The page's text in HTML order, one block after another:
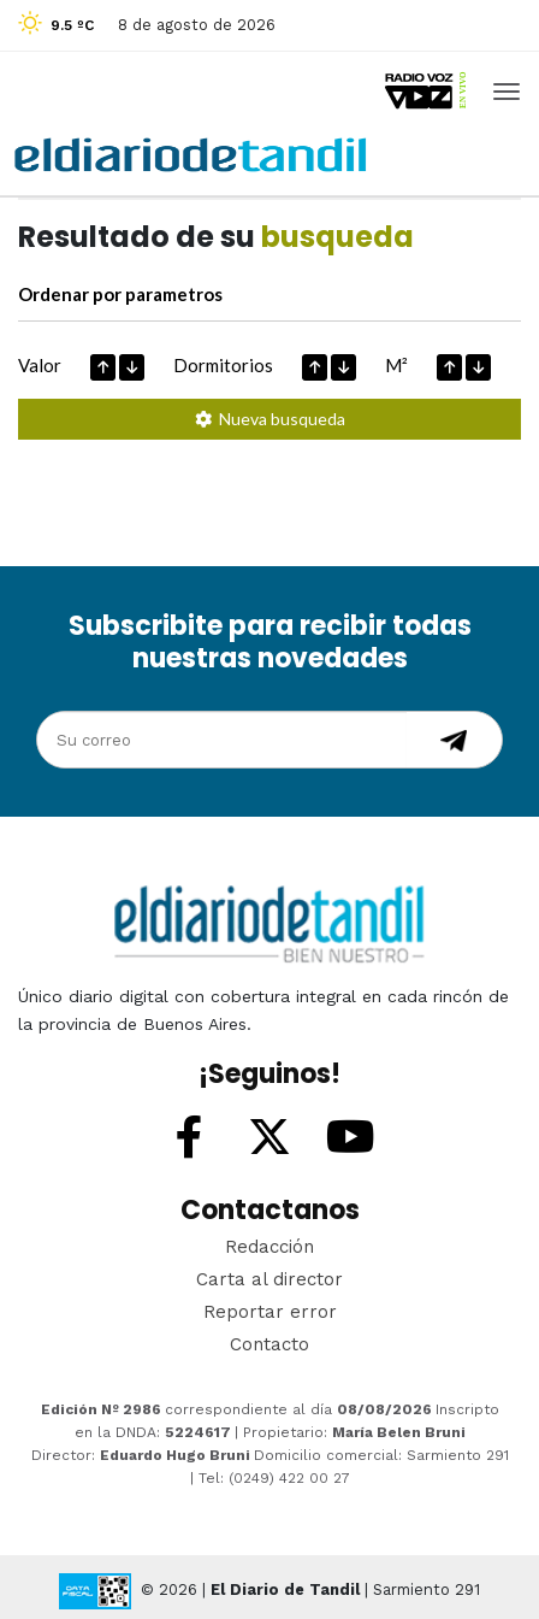
9.5 ºC 8 de agosto de 2026
Resultado de su busqueda
Ordenar por parametros
Valor Dormitorios M²
Nueva busqueda
Subscribite para recibir todas
nuestras novedades
Único diario digital con cobertura integral en cada rincón de
la provincia de Buenos Aires.
¡Seguinos!
Contactanos
Redacción
Carta al director
Reportar error
Contacto
Edición Nº 2986 correspondiente al día 08/08/2026 Inscripto
en la DNDA: 5224617 | Propietario: María Belen Bruni
Director: Eduardo Hugo Bruni Domicilio comercial: Sarmiento 291
| Tel: (0249) 422 00 27
© 2026 | El Diario de Tandil| Sarmiento 291